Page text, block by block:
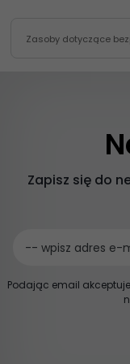
Zasoby dotyczące
Zapisz się do
-- wpisz adres e-
Podając email